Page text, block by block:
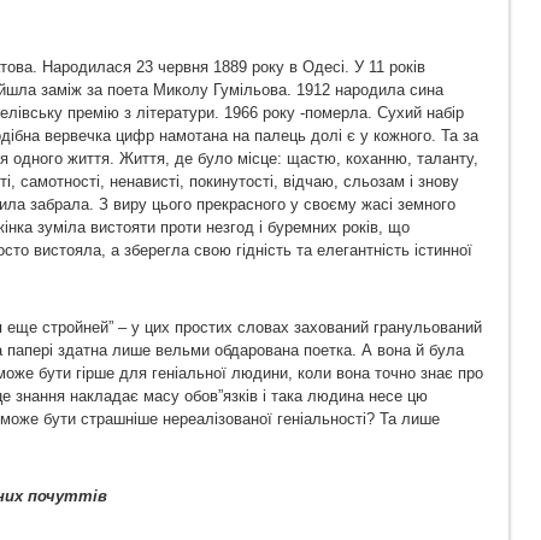
Народилася 23 червня 1889 року в Одесі. У 11 років
заміж за поета Миколу Гумільова. 1912 народила сина
премію з літератури. 1966 року -померла. Сухий набір
вервечка цифр намотана на палець долі є у кожного. Та за
одного життя. Життя, де було місце: щастю, коханню, таланту,
самотності, ненависті, покинутості, відчаю, сльозам і знову
забрала. З виру цього прекрасного у своєму жасі земного
зуміла вистояти проти незгод і буремних років, що
вистояла, а зберегла свою гідність та елегантність істинної
стройней” – у цих простих словах захований гранульований
папері здатна лише вельми обдарована поетка. А вона й була
бути гірше для геніальної людини, коли вона точно знає про
знання накладає масу обов”язків і така людина несе цю
бути страшніше нереалізованої геніальності? Та лише
почуттів